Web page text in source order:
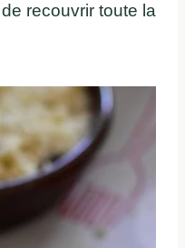
recouvrir toute la